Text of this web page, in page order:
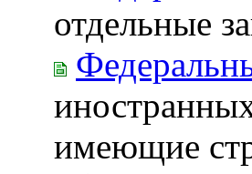
отдельные
имеющие